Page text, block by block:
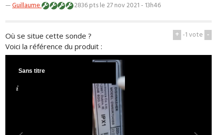
—Guillaume 2836 ptsle 27 nov 2021 - 13h46
+ -1vote -
Où se situe cette sonde ?
Voici la référence du produit :
Sans titre